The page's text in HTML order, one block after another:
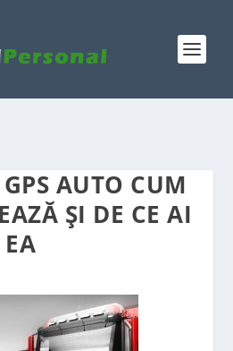
AUTO CUM
ȘI DE CE AI